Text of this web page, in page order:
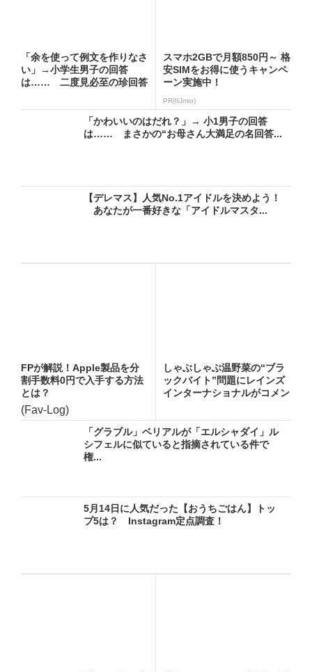
「余を使って例文を作りなさ
い」→小学生男子の回答
は…… 二度見必至の珍回答
スマホ2GBで月額850円～ 格
安SIMをお得に使うキャンペ
ーン実施中！
PR(IIJmio)
「かわいいのはだれ？」→ 小1男子の回答
は…… まさかの“お母さん大満足の名回答...
【デレマス】人気No.1アイドルを決めよう！
あなたが一番好きな「アイドルマスタ...
FPが解説！Apple製品を分
割手数料0円で入手する方法
とは？
(Fav-Log)
しゃぶしゃぶ温野菜の“ブラ
ックバイト”問題にレインズ
インターナショナルがコメン
「グラブル」ベリアルが「エルシャダイ」ル
シフェルに似ていると指摘されている件で
権...
5月14日に人気だった【おうちごはん】トッ
プ5は？ Instagram定点調査！